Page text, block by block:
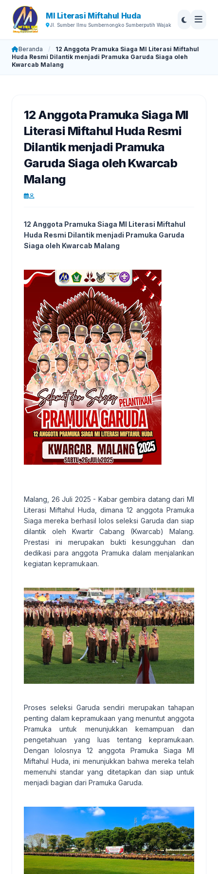
MI Literasi Miftahul Huda
Jl. Sumber Ilmu Sumbernongko Sumberputih Wajak
Beranda /
12 Anggota Pramuka Siaga MI Literasi Miftahul
Huda Resmi Dilantik menjadi Pramuka Garuda Siaga oleh
Kwarcab Malang
12 Anggota Pramuka Siaga MI
Literasi Miftahul Huda Resmi
Dilantik menjadi Pramuka
Garuda Siaga oleh Kwarcab
Malang
12 Anggota Pramuka Siaga MI Literasi Miftahul
Huda Resmi Dilantik menjadi Pramuka Garuda
Siaga oleh Kwarcab Malang
Malang, 26 Juli 2025 - Kabar gembira datang dari MI
Literasi Miftahul Huda, dimana 12 anggota Pramuka
Siaga mereka berhasil lolos seleksi Garuda dan siap
dilantik oleh Kwartir Cabang (Kwarcab) Malang.
Prestasi ini merupakan bukti kesungguhan dan
dedikasi para anggota Pramuka dalam menjalankan
kegiatan kepramukaan.
Proses seleksi Garuda sendiri merupakan tahapan
penting dalam kepramukaan yang menuntut anggota
Pramuka untuk menunjukkan kemampuan dan
pengetahuan yang luas tentang kepramukaan.
Dengan lolosnya 12 anggota Pramuka Siaga MI
Miftahul Huda, ini menunjukkan bahwa mereka telah
memenuhi standar yang ditetapkan dan siap untuk
menjadi bagian dari Pramuka Garuda.